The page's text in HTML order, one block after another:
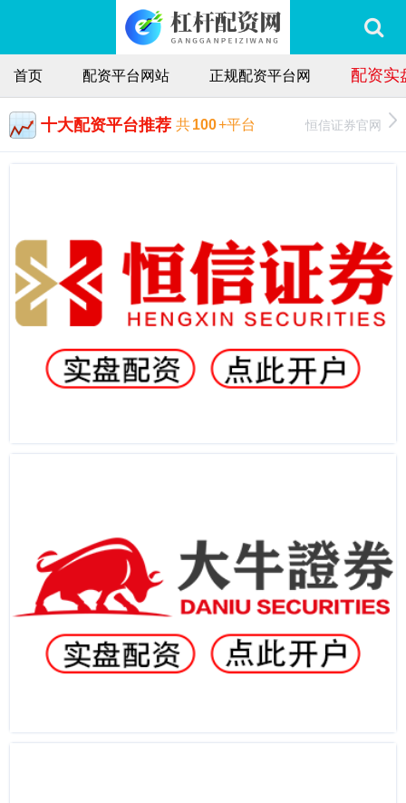
首页 配资平台网站 正规配资平台网 配资实
十大配资平台推荐 共100+平台 恒信证券官网